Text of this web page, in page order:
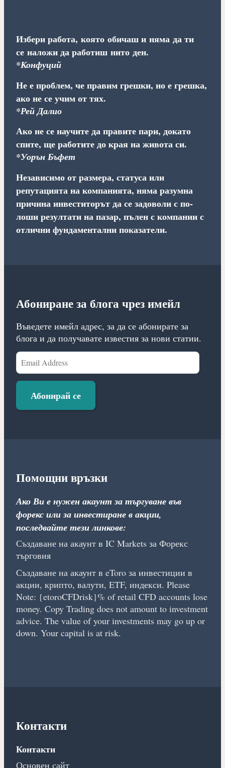
Избери работа, която обичаш и няма да ти
се наложи да работиш нито ден.
*Конфуций
Не е проблем, че правим грешки, но е грешка,
ако не се учим от тях.
*Рей Далио
Ако не се научите да правите пари, докато
спите, ще работите до края на живота си.
*Уорън Бъфет
Независимо от размера, статуса или
репутацията на компанията, няма разумна
причина инвеститорът да се задоволи с по-
лоши резултати на пазар, пълен с компании с
отлични фундаментални показатели.
Абониране за блога чрез имейл
Въведете имейл адрес, за да се абонирате за
блога и да получавате известия за нови статии.
Email
Address
Абонирай се
Помощни връзки
Ако Ви е нужен акаунт за търгуване във
форекс или за инвестиране в акции,
последвайте тези линкове:
Създаване на акаунт в IC Markets за Форекс
търговия
Създаване на акаунт в eToro за инвестиции в
акции, крипто, валути, ETF, индекси. Please
Note: {etoroCFDrisk}% of retail CFD accounts lose
money. Copy Trading does not amount to investment
advice. The value of your investments may go up or
down. Your capital is at risk.
Контакти
Контакти
Основен сайт